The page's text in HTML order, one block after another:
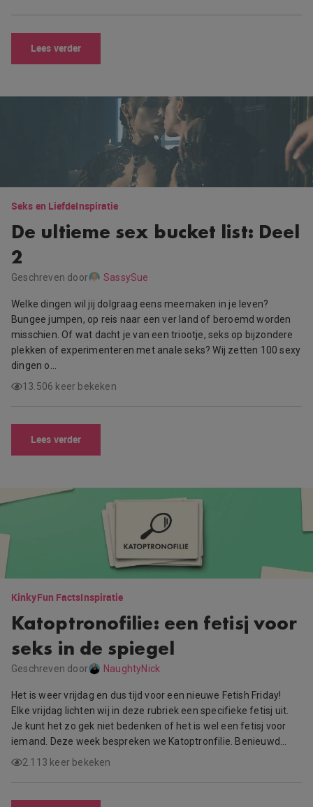
Lees verder
Seks en LiefdeInspiratie
De ultieme sex bucket list: Deel
2
Geschreven door SassySue
Welke dingen wil jij dolgraag eens meemaken in je leven?
Bungee jumpen, op reis naar een ver land of beroemd worden
misschien. Of wat dacht je van een triootje, seks op bijzondere
plekken of experimenteren met anale seks? Wij zetten 100 sexy
dingen o…
13.506 keer bekeken
Lees verder
KinkyFun FactsInspiratie
Katoptronofilie: een fetisj voor
seks in de spiegel
Geschreven door NaughtyNick
Het is weer vrijdag en dus tijd voor een nieuwe Fetish Friday!
Elke vrijdag lichten wij in deze rubriek een specifieke fetisj uit.
Je kunt het zo gek niet bedenken of het is wel een fetisj voor
iemand. Deze week bespreken we Katoptronfilie. Benieuwd…
2.113 keer bekeken